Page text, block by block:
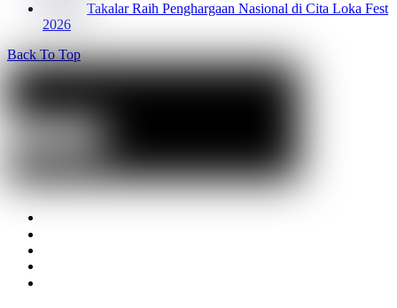
Takalar Raih Penghargaan Nasional di Cita Loka Fest
2026
Back To Top